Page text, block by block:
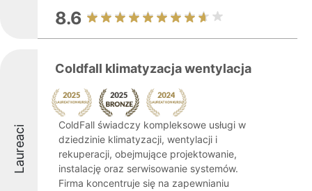
8.6
Laureaci
Coldfall klimatyzacja wentylacja
ColdFall świadczy kompleksowe usługi w
dziedzinie klimatyzacji, wentylacji i
rekuperacji, obejmujące projektowanie,
instalację oraz serwisowanie systemów.
Firma koncentruje się na zapewnianiu